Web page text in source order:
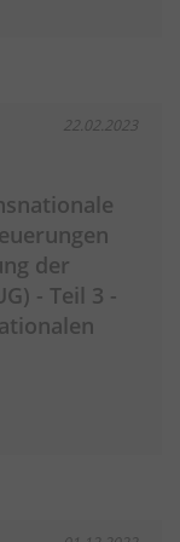
22.02.2023
der
- Teil 3 -